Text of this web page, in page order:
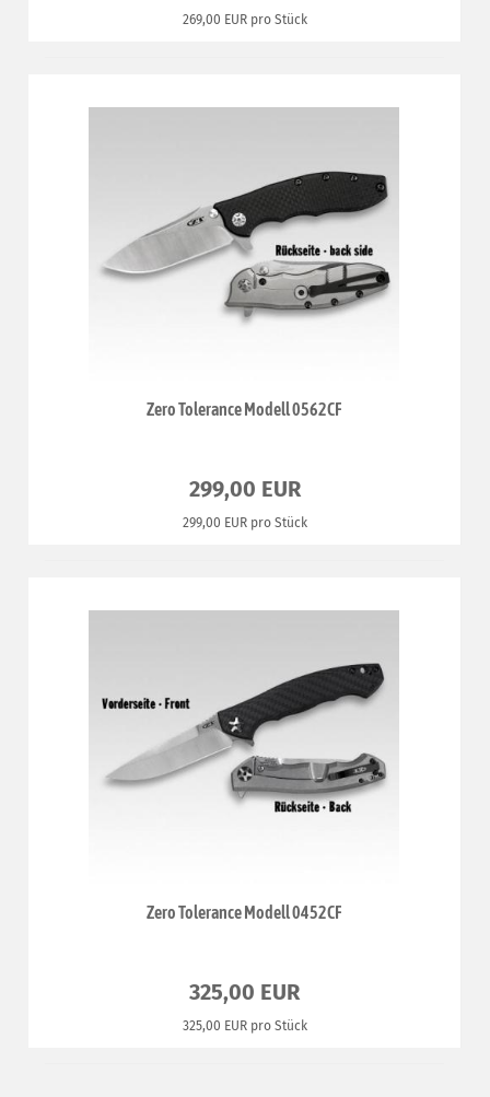
269,00 EUR pro Stück
Zero Tolerance Modell 0562CF
299,00 EUR
299,00 EUR pro Stück
Zero Tolerance Modell 0452CF
325,00 EUR
325,00 EUR pro Stück